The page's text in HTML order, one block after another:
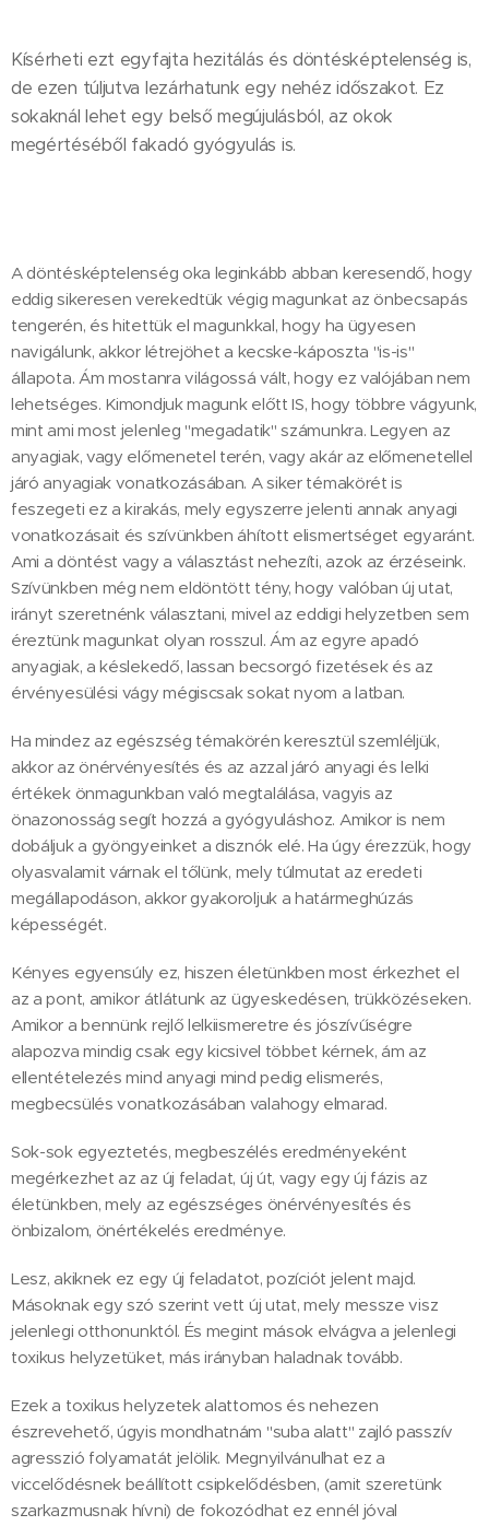
Kísérheti ezt egyfajta hezitálás és döntésképtelenség is,
de ezen túljutva lezárhatunk egy nehéz időszakot. Ez
sokaknál lehet egy belső megújulásból, az okok
megértéséből fakadó gyógyulás is.
A döntésképtelenség oka leginkább abban keresendő, hogy
eddig sikeresen verekedtük végig magunkat az önbecsapás
tengerén, és hitettük el magunkkal, hogy ha ügyesen
navigálunk, akkor létrejöhet a kecske-káposzta "is-is"
állapota. Ám mostanra világossá vált, hogy ez valójában nem
lehetséges. Kimondjuk magunk előtt IS, hogy többre vágyunk,
mint ami most jelenleg "megadatik" számunkra. Legyen az
anyagiak, vagy előmenetel terén, vagy akár az előmenetellel
járó anyagiak vonatkozásában. A siker témakörét is
feszegeti ez a kirakás, mely egyszerre jelenti annak anyagi
vonatkozásait és szívünkben áhított elismertséget egyaránt.
Ami a döntést vagy a választást nehezíti, azok az érzéseink.
Szívünkben még nem eldöntött tény, hogy valóban új utat,
irányt szeretnénk választani, mivel az eddigi helyzetben sem
éreztünk magunkat olyan rosszul. Ám az egyre apadó
anyagiak, a késlekedő, lassan becsorgó fizetések és az
érvényesülési vágy mégiscsak sokat nyom a latban.
Ha mindez az egészség témakörén keresztül szemléljük,
akkor az önérvényesítés és az azzal járó anyagi és lelki
értékek önmagunkban való megtalálása, vagyis az
önazonosság segít hozzá a gyógyuláshoz. Amikor is nem
dobáljuk a gyöngyeinket a disznók elé. Ha úgy érezzük, hogy
olyasvalamit várnak el tőlünk, mely túlmutat az eredeti
megállapodáson, akkor gyakoroljuk a határmeghúzás
képességét.
Kényes egyensúly ez, hiszen életünkben most érkezhet el
az a pont, amikor átlátunk az ügyeskedésen, trükközéseken.
Amikor a bennünk rejlő lelkiismeretre és jószívűségre
alapozva mindig csak egy kicsivel többet kérnek, ám az
ellentételezés mind anyagi mind pedig elismerés,
megbecsülés vonatkozásában valahogy elmarad.
Sok-sok egyeztetés, megbeszélés eredményeként
megérkezhet az az új feladat, új út, vagy egy új fázis az
életünkben, mely az egészséges önérvényesítés és
önbizalom, önértékelés eredménye.
Lesz, akiknek ez egy új feladatot, pozíciót jelent majd.
Másoknak egy szó szerint vett új utat, mely messze visz
jelenlegi otthonunktól. És megint mások elvágva a jelenlegi
toxikus helyzetüket, más irányban haladnak tovább.
Ezek a toxikus helyzetek alattomos és nehezen
észrevehető, úgyis mondhatnám "suba alatt" zajló passzív
agresszió folyamatát jelölik. Megnyilvánulhat ez a
viccelődésnek beállított csipkelődésben, (amit szeretünk
szarkazmusnak hívni) de fokozódhat ez ennél jóval